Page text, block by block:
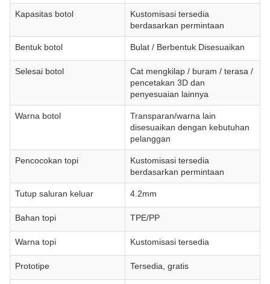
Kapasitas botol
Kustomisasi tersedia
berdasarkan permintaan
Bentuk botol Bulat / Berbentuk Disesuaikan
Selesai botol
Cat mengkilap / buram / terasa /
pencetakan 3D dan
penyesuaian lainnya
Warna botol
Transparan/warna lain
disesuaikan dengan kebutuhan
pelanggan
Pencocokan topi
Kustomisasi tersedia
berdasarkan permintaan
Tutup saluran keluar 4.2mm
Bahan topi TPE/PP
Warna topi Kustomisasi tersedia
Prototipe Tersedia, gratis